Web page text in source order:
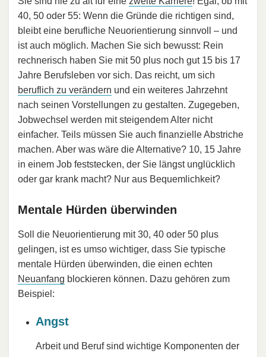
40, 50 oder 55: Wenn die Gründe die richtigen sind,
bleibt eine berufliche Neuorientierung sinnvoll – und
ist auch möglich. Machen Sie sich bewusst: Rein
rechnerisch haben Sie mit 50 plus noch gut 15 bis 17
Jahre Berufsleben vor sich. Das reicht, um sich
beruflich zu verändern und ein weiteres Jahrzehnt
nach seinen Vorstellungen zu gestalten. Zugegeben,
Jobwechsel werden mit steigendem Alter nicht
einfacher. Teils müssen Sie auch finanzielle Abstriche
machen. Aber was wäre die Alternative? 10, 15 Jahre
in einem Job feststecken, der Sie längst unglücklich
oder gar krank macht? Nur aus Bequemlichkeit?
Mentale Hürden überwinden
Soll die Neuorientierung mit 30, 40 oder 50 plus
gelingen, ist es umso wichtiger, dass Sie typische
mentale Hürden überwinden, die einen echten
Neuanfang blockieren können. Dazu gehören zum
Beispiel:
Angst
Arbeit und Beruf sind wichtige Komponenten der